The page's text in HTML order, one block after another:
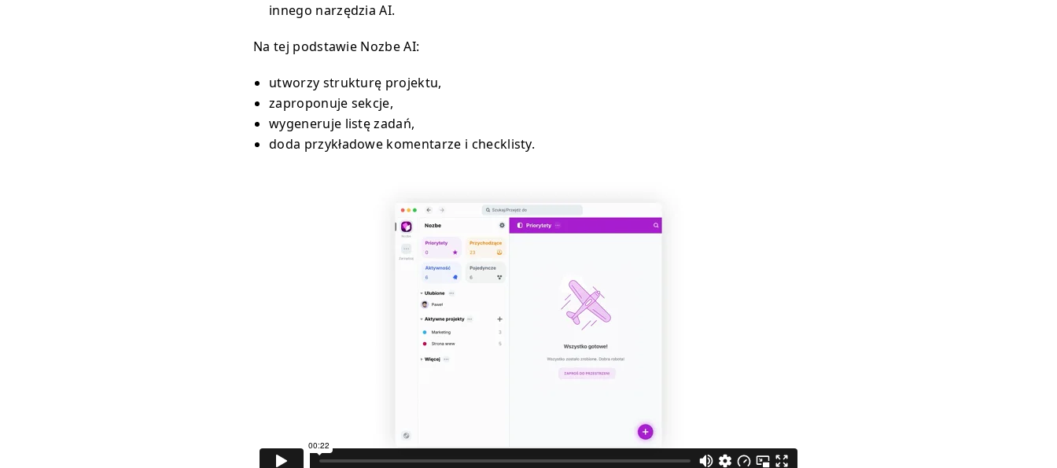
innego narzędzia AI.
Na tej podstawie Nozbe AI:
utworzy strukturę projektu,
zaproponuje sekcje,
wygeneruje listę zadań,
doda przykładowe komentarze i checklisty.